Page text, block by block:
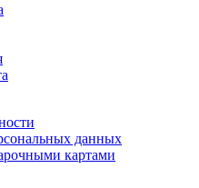
данных
картами